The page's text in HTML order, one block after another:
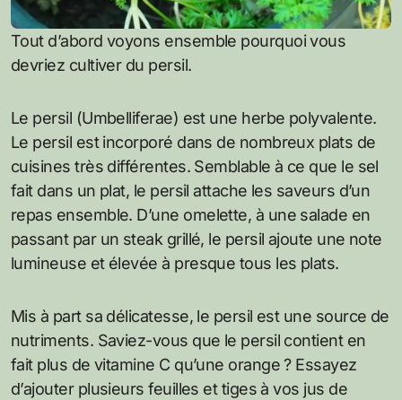
Tout d’abord voyons ensemble pourquoi vous
devriez cultiver du persil.
Le persil (Umbelliferae) est une herbe polyvalente.
Le persil est incorporé dans de nombreux plats de
cuisines très différentes. Semblable à ce que le sel
fait dans un plat, le persil attache les saveurs d’un
repas ensemble. D’une omelette, à une salade en
passant par un steak grillé, le persil ajoute une note
lumineuse et élevée à presque tous les plats.
Mis à part sa délicatesse, le persil est une source de
nutriments. Saviez-vous que le persil contient en
fait plus de vitamine C qu’une orange ? Essayez
d’ajouter plusieurs feuilles et tiges à vos jus de